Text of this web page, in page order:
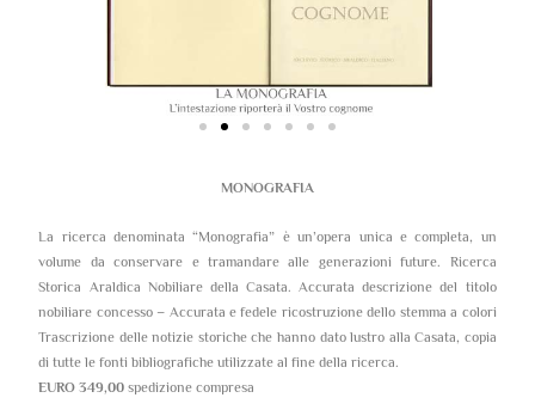
MONOGRAFIA
La ricerca denominata “Monografia” è un’opera unica e completa, un
volume da conservare e tramandare alle generazioni future. Ricerca
Storica Araldica Nobiliare della Casata. Accurata descrizione del titolo
nobiliare concesso – Accurata e fedele ricostruzione dello stemma a colori
Trascrizione delle notizie storiche che hanno dato lustro alla Casata, copia
di tutte le fonti bibliografiche utilizzate al fine della ricerca.
EURO 349,00 spedizione compresa